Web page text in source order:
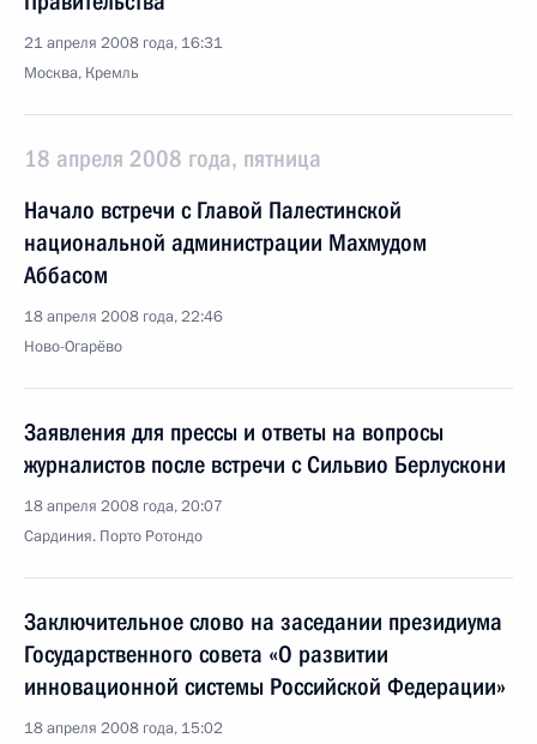
21 апреля 2008 года, 16:31
Москва, Кремль
18 апреля 2008 года, пятница
Начало встречи с Главой Палестинской
национальной администрации Махмудом
Аббасом
18 апреля 2008 года, 22:46
Ново-Огарёво
Заявления для прессы и ответы на вопросы
журналистов после встречи с Сильвио Берлускони
18 апреля 2008 года, 20:07
Сардиния. Порто Ротондо
Заключительное слово на заседании президиума
Государственного совета «О развитии
инновационной системы Российской Федерации»
18 апреля 2008 года, 15:02